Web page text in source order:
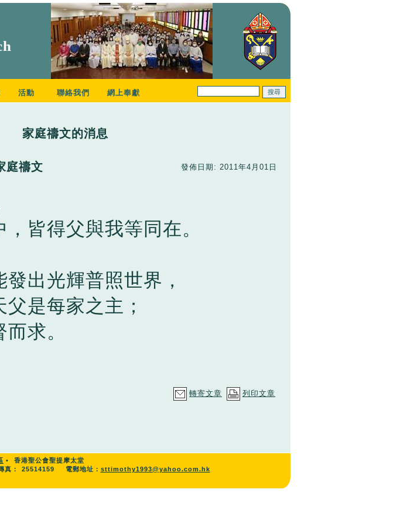
活動 聯絡我們 網上奉獻
家庭禱文的消息
庭禱文 發佈日期: 2011年4月01日
皆得父與我等同在。
出光輝普照世界，
是每家之主；
求。
轉寄文章 列印文章
•
香港聖公會聖提摩太堂
真： 25514159 電郵地址： sttimothy1993@yahoo.com.hk